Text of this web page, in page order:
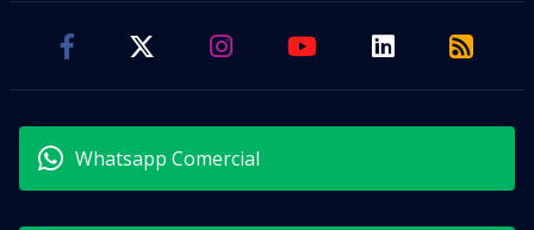
Whatsapp Comercial